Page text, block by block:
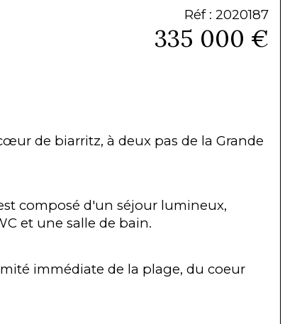
Réf : 2020187
335 000 €
de biarritz, à deux pas de la Grande
composé d'un séjour lumineux,
et une salle de bain.
immédiate de la plage, du coeur